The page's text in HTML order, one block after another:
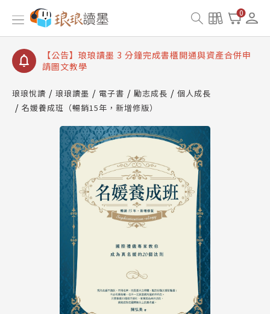
0
【公告】琅琅讀墨數位閱讀資產合併與書櫃開通申請
【公告】琅琅讀墨書櫃開通常見問題
【公告】琅琅讀墨 3 分鐘完成書櫃開通與資產合併申
請圖文教學
查詢
【公告】琅琅讀墨數位閱讀資產合併與書櫃開通申請
琅琅悅讀 琅琅讀墨 電子書 勵志成長
個人成長
名媛養成班（暢銷15年，新增修版）